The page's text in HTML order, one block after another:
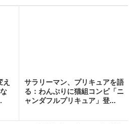
え
サラリーマン、プリキュアを語
る：わんぷりに猫組コンビ「ニ
ャンダフルプリキュア」登...